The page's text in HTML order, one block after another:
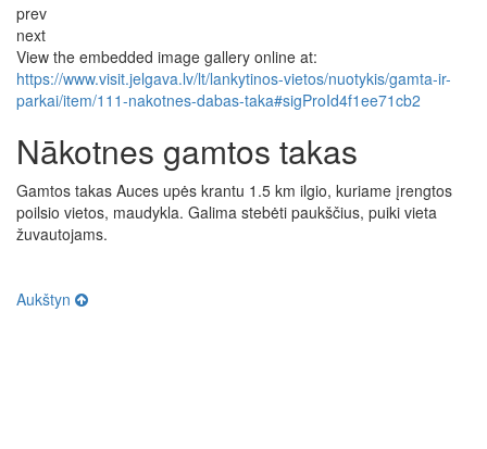
prev
next
View the embedded image gallery online at:
https://www.visit.jelgava.lv/lt/lankytinos-vietos/nuotykis/gamta-ir-
parkai/item/111-nakotnes-dabas-taka#sigProId4f1ee71cb2
Nākotnes gamtos takas
Gamtos takas Auces upės krantu 1.5 km ilgio, kuriame įrengtos
poilsio vietos, maudykla. Galima stebėti paukščius, puiki vieta
žuvautojams.
Aukštyn